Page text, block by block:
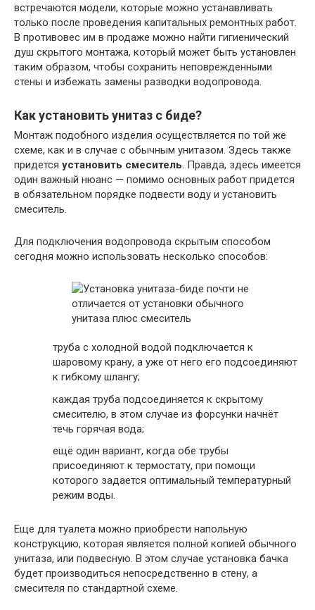
встречаются модели, которые можно устанавливать
только после проведения капитальных ремонтных работ.
В противовес им в продаже можно найти гигиенический
душ скрытого монтажа, который может быть установлен
таким образом, чтобы сохранить неповрежденными
стены и избежать замены разводки водопровода.
Как установить унитаз с биде?
Монтаж подобного изделия осуществляется по той же
схеме, как и в случае с обычным унитазом. Здесь также
придется установить смеситель . Правда, здесь имеется
один важный нюанс — помимо основных работ придется
в обязательном порядке подвести воду и установить
смеситель.
Для подключения водопровода скрытым способом
сегодня можно использовать несколько способов:
труба с холодной водой подключается к
шаровому крану, а уже от него его подсоединяют
к гибкому шлангу;
каждая труба подсоединяется к скрытому
смесителю, в этом случае из форсунки начнёт
течь горячая вода;
ещё один вариант, когда обе трубы
присоединяют к термостату, при помощи
которого задается оптимальный температурный
режим воды.
Еще для туалета можно приобрести напольную
конструкцию, которая является полной копией обычного
унитаза, или подвесную. В этом случае установка бачка
будет производиться непосредственно в стену, а
смесителя по стандартной схеме.